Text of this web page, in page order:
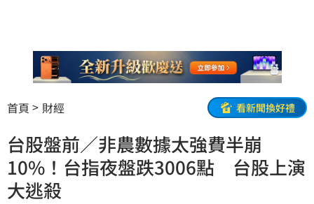
首頁 財經 看新聞換好禮
台股盤前／非農數據太強費半崩
10%！台指夜盤跌3006點 台股上演
大逃殺